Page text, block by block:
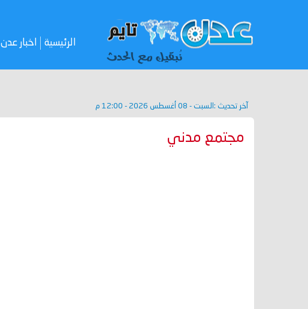
الرئيسية اخبار عدن
آخر تحديث : السبت - 08 أغسطس 2026 - 12:00 م
مجتمع مدني